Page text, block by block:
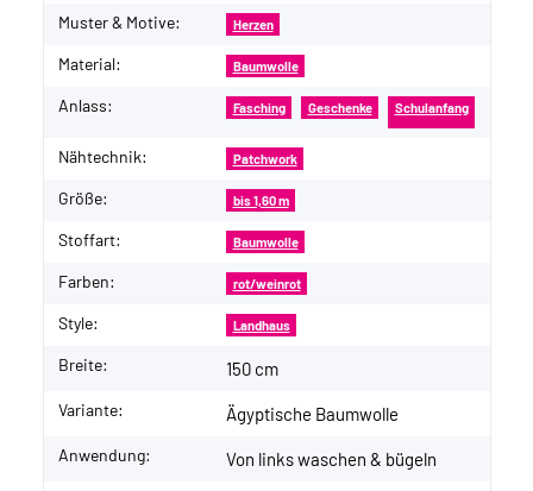
Muster & Motive: Herzen
Material: Baumwolle
Anlass: Fasching Geschenke Schulanfang
Nähtechnik: Patchwork
Größe: bis 1,60 m
Stoffart: Baumwolle
Farben: rot/weinrot
Style: Landhaus
Breite: 150 cm
Variante: Ägyptische Baumwolle
Anwendung: Von links waschen & bügeln